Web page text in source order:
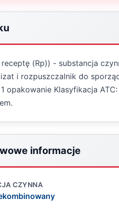
receptę (Rp)) - substancja
i rozpuszczalnik do
opakowanie Klasyfikacja
informacje
CZYNNA